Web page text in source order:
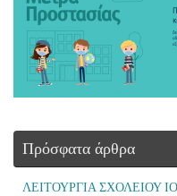
Πρόσφατα άρθρα
ΛΕΙΤΟΥΡΓΙΑ ΣΧΟΛΕΙΟΥ